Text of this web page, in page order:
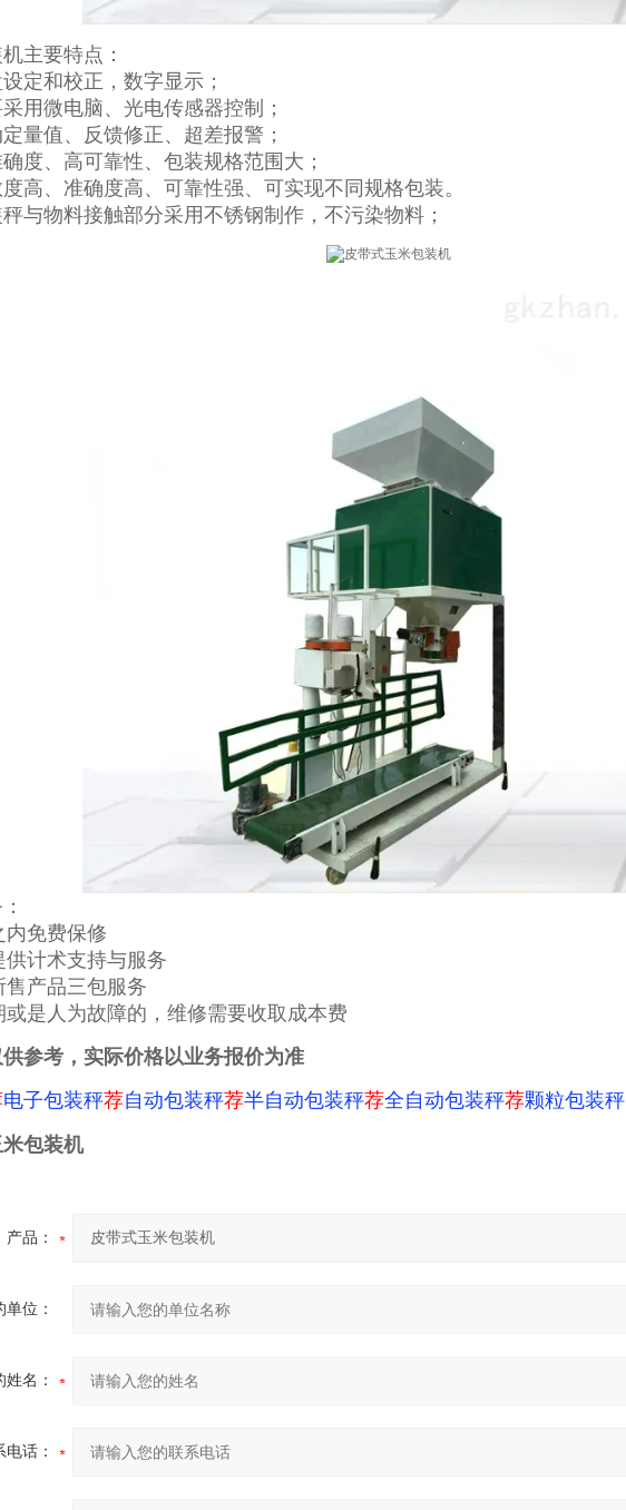
主要特点：
和校正，数字显示；
微电脑、光电传感器控制；
值、反馈修正、超差报警；
、高可靠性、包装规格范围大；
、准确度高、可靠性强、可实现不同规格包装。
物料接触部分采用不锈钢制作，不污染物料；
内免费保修
供计术支持与服务
售产品三包服务
或是人为故障的，维修需要收取成本费
参考，实际价格以业务报价为准
电子包装秤荐自动包装秤荐半自动包装秤荐全自动包装秤荐颗粒包装秤
包装机
产品：
单位：
姓名：
电话：